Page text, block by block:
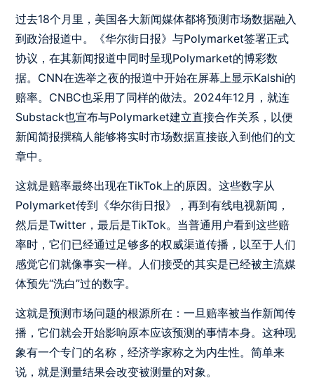
过去18个月里，美国各大新闻媒体都将预测市场数据融入
到政治报道中。《华尔街日报》与Polymarket签署正式
协议，在其新闻报道中同时呈现Polymarket的博彩数
据。CNN在选举之夜的报道中开始在屏幕上显示Kalshi的
赔率。CNBC也采用了同样的做法。2024年12月，就连
Substack也宣布与Polymarket建立直接合作关系，以便
新闻简报撰稿人能够将实时市场数据直接嵌入到他们的文
章中。
这就是赔率最终出现在TikTok上的原因。这些数字从
Polymarket传到《华尔街日报》，再到有线电视新闻，
然后是Twitter，最后是TikTok。当普通用户看到这些赔
率时，它们已经通过足够多的权威渠道传播，以至于人们
感觉它们就像事实一样。人们接受的其实是已经被主流媒
体预先“洗白”过的数字。
这就是预测市场问题的根源所在：一旦赔率被当作新闻传
播，它们就会开始影响原本应该预测的事情本身。这种现
象有一个专门的名称，经济学家称之为内生性。简单来
说，就是测量结果会改变被测量的对象。